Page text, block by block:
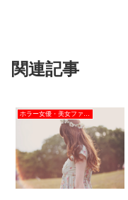
関連記事
ホラー女優・美女ファイル